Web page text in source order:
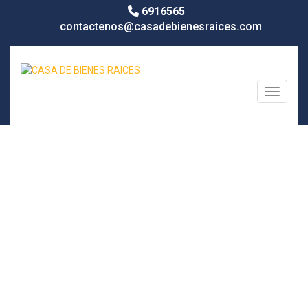
6916565
contactenos@casadebienesraices.com
Toggle